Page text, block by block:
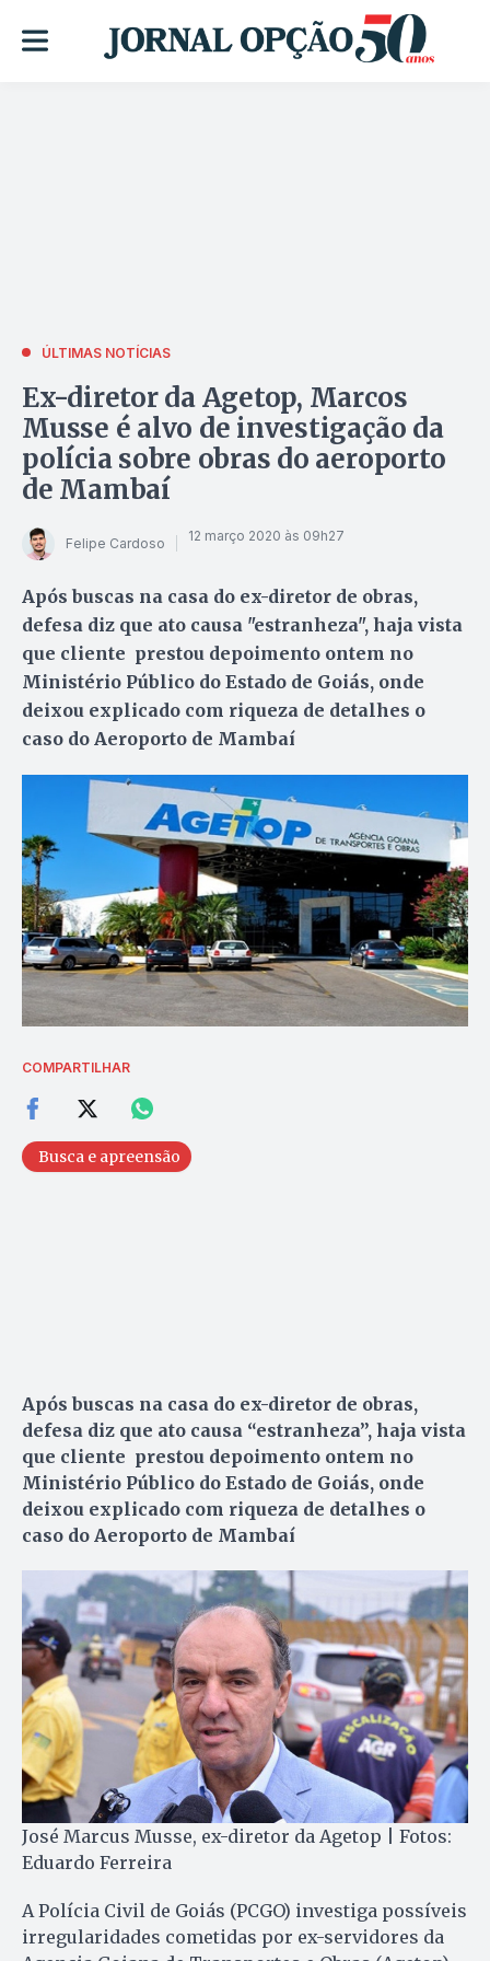
ÚLTIMAS NOTÍCIAS
Ex-diretor da Agetop, Marcos
Musse é alvo de investigação da
polícia sobre obras do aeroporto
de Mambaí
Felipe Cardoso 12 março 2020 às 09h27
Após buscas na casa do ex-diretor de obras,
defesa diz que ato causa "estranheza", haja vista
que cliente prestou depoimento ontem no
Ministério Público do Estado de Goiás, onde
deixou explicado com riqueza de detalhes o
caso do Aeroporto de Mambaí
COMPARTILHAR
Busca e apreensão
Após buscas na casa do ex-diretor de obras,
defesa diz que ato causa “estranheza”, haja vista
que cliente prestou depoimento ontem no
Ministério Público do Estado de Goiás, onde
deixou explicado com riqueza de detalhes o
caso do Aeroporto de Mambaí
José Marcus Musse, ex-diretor da Agetop | Fotos:
Eduardo Ferreira
A Polícia Civil de Goiás (PCGO) investiga possíveis
irregularidades cometidas por ex-servidores da